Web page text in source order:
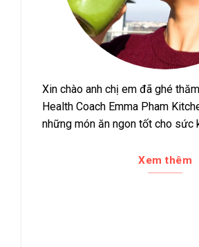
Xin chào anh chị em đã ghé
Health Coach Emma Pham
những món ăn ngon tốt cho sức
Xem thêm